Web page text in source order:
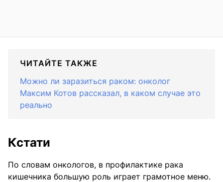
ЧИТАЙТЕ ТАКЖЕ
Можно ли заразиться раком: онколог
Максим Котов рассказал, в каком случае это
реально
Кстати
По словам онкологов, в профилактике рака
кишечника большую роль играет грамотное меню.